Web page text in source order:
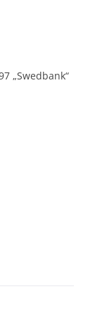
„Swedbank“